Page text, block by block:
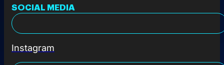
SOCIAL MEDIA
Instagram